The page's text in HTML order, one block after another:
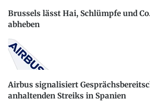
Brussels lässt Hai, Schlümpfe und
abheben
Airbus signalisiert
anhaltenden Streiks in Spanien